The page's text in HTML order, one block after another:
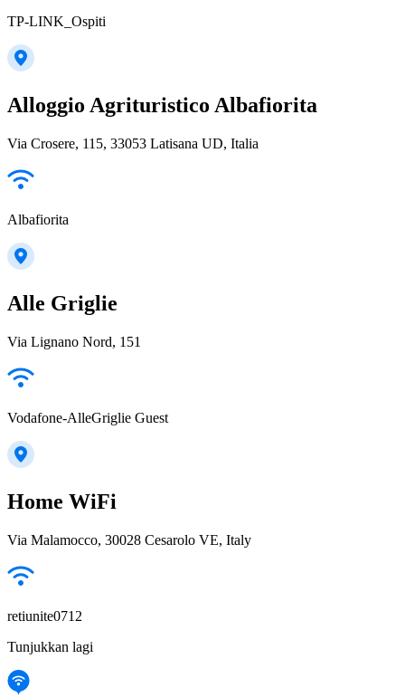
TP-LINK_Ospiti
Alloggio Agrituristico Albafiorita
Via Crosere, 115, 33053 Latisana UD, Italia
Albafiorita
Alle Griglie
Via Lignano Nord, 151
Vodafone-AlleGriglie Guest
Home WiFi
Via Malamocco, 30028 Cesarolo VE, Italy
retiunite0712
Tunjukkan lagi